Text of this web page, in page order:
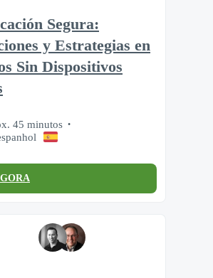
Segura:
y Estrategias en
Sin Dispositivos
45 minutos